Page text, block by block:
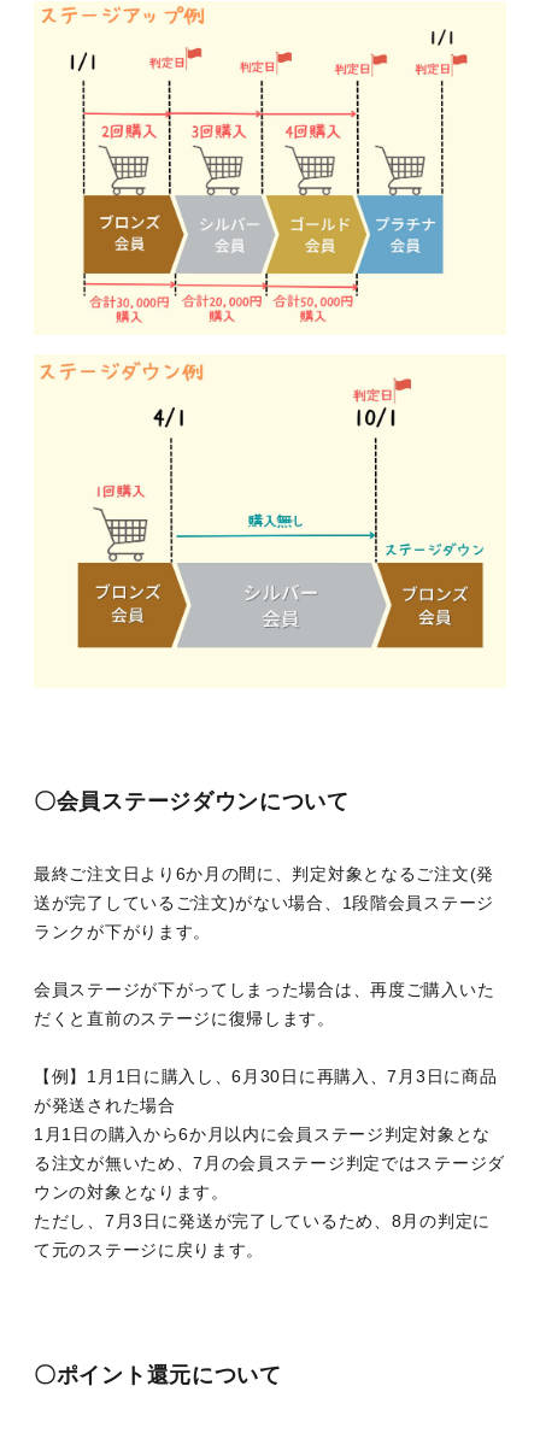
〇会員ステージダウンについて
最終ご注文日より6か月の間に、判定対象となるご注文(発
送が完了しているご注文)がない場合、1段階会員ステージ
ランクが下がります。
会員ステージが下がってしまった場合は、再度ご購入いた
だくと直前のステージに復帰します。
【例】1月1日に購入し、6月30日に再購入、7月3日に商品
が発送された場合
1月1日の購入から6か月以内に会員ステージ判定対象とな
る注文が無いため、7月の会員ステージ判定ではステージダ
ウンの対象となります。
ただし、7月3日に発送が完了しているため、8月の判定に
て元のステージに戻ります。
〇ポイント還元について